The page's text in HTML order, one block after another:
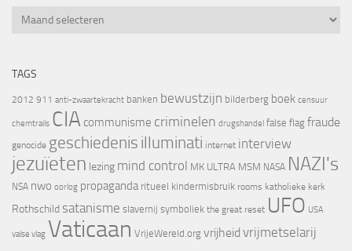
Archief
TAGS
2012 911 anti-zwaartekracht banken bewustzijn bilderberg boek censuur
chemtrails CIA communisme criminelen drugshandel false flag fraude
genocide geschiedenis illuminati internet interview
jezuïeten lezing mind control MK ULTRA MSM NASA NAZI's
NSA nwo oorlog propaganda ritueel kindermisbruik rooms katholieke kerk
Rothschild satanisme slavernij symboliek the great reset UFO USA
valse vlag Vaticaan VrijeWereld.org vrijheid vrijmetselarij